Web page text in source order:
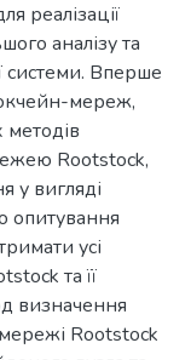
реалізації
аналізу та
системи. Вперше
мереж,
методів
Rootstock,
у вигляді
опитування
усі
та її
визначення
Rootstock